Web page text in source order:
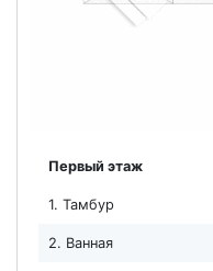
Первый этаж
1. Тамбур
2. Ванная